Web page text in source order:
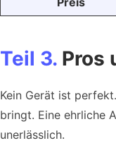
Teil 3. Pros
Kein Gerät ist
bringt. Eine ehrliche
unerlässlich.